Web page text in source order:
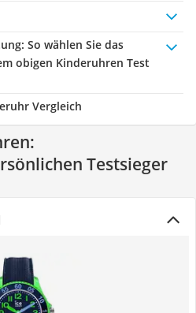
: So wählen Sie das
obigen Kinderuhren Test
Vergleich
Testsieger